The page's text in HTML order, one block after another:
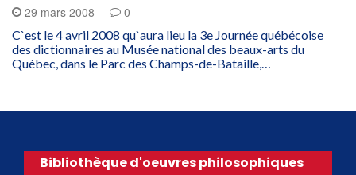
29 mars 2008 0
C`est le 4 avril 2008 qu`aura lieu la 3e Journée québécoise
des dictionnaires au Musée national des beaux-arts du
Québec, dans le Parc des Champs-de-Bataille,…
Bibliothèque d'oeuvres philosophiques